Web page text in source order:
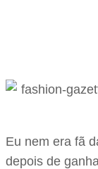
Eu nem era fã
depois de